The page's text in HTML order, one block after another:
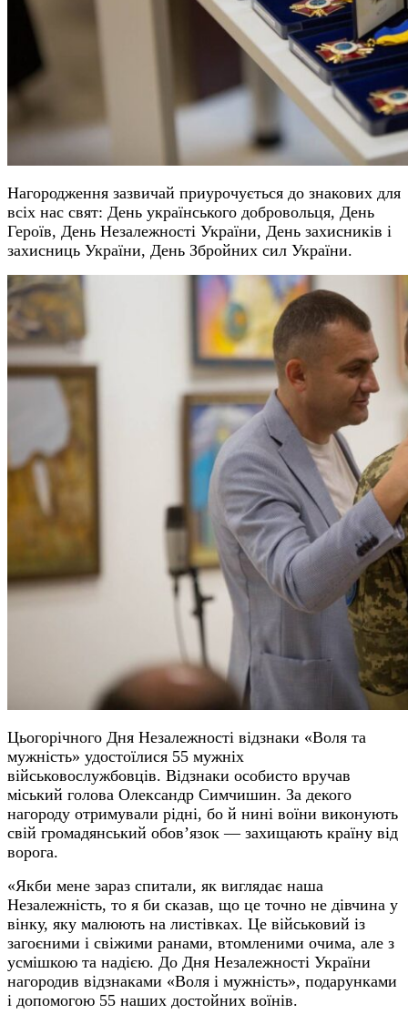
Нагородження зазвичай приурочується до знакових для
всіх нас свят: День українського добровольця, День
Героїв, День Незалежності України, День захисників і
захисниць України, День Збройних сил України.
Цьогорічного Дня Незалежності відзнаки «Воля та
мужність» удостоїлися 55 мужніх
військовослужбовців. Відзнаки особисто вручав
міський голова Олександр Симчишин. За декого
нагороду отримували рідні, бо й нині воїни виконують
свій громадянський обов’язок — захищають країну від
ворога.
«Якби мене зараз спитали, як виглядає наша
Незалежність, то я би сказав, що це точно не дівчина у
вінку, яку малюють на листівках. Це військовий із
загоєними і свіжими ранами, втомленими очима, але з
усмішкою та надією. До Дня Незалежності України
нагородив відзнаками «Воля і мужність», подарунками
і допомогою 55 наших достойних воїнів.